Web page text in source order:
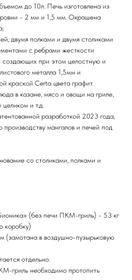
до 10л. Печь изготовлена из
- 2 мм и 1,5 мм. Окрашена
двумя полками и двумя столиками
с ребрами жесткости
при этом целостную и
металла 1,5мм и
краской Certa цвета графит.
в казане, мясо и овощи на гриле,
целиком и т.д.
разработкой 2023 года,
мангалов и печей под
со столиками, полками и
(без печи ПКМ-гриль) - 53 кг
коробку)
в воздушно-пузырьковую
отдельно.
гриль необходимо протопить